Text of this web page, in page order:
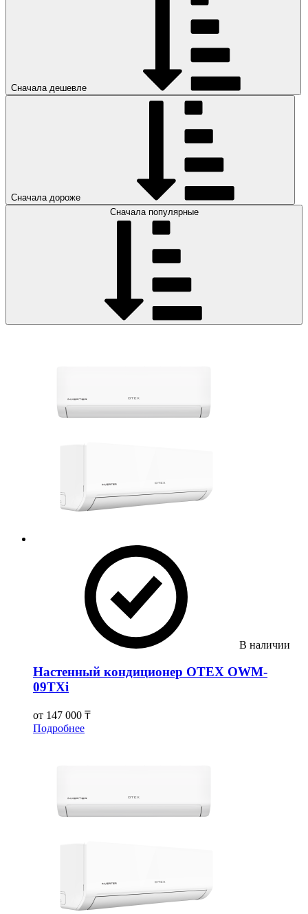
Сначала дешевле
Сначала дороже
Сначала популярные
В наличии
Настенный кондиционер OTEX OWM-
09TXi
от 147 000 ₸
Подробнее